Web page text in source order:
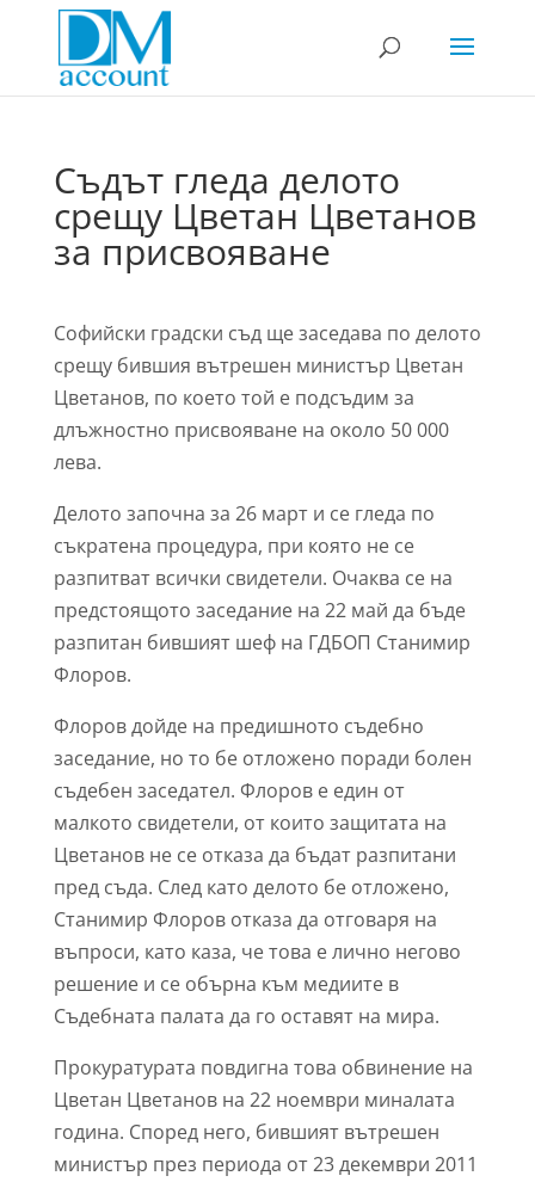
Съдът гледа делото
срещу Цветан Цветанов
за присвояване
Софийски градски съд ще заседава по делото
срещу бившия вътрешен министър Цветан
Цветанов, по което той е подсъдим за
длъжностно присвояване на около 50 000
лева.
Делото започна за 26 март и се гледа по
съкратена процедура, при която не се
разпитват всички свидетели. Очаква се на
предстоящото заседание на 22 май да бъде
разпитан бившият шеф на ГДБОП Станимир
Флоров.
Флоров дойде на предишното съдебно
заседание, но то бе отложено поради болен
съдебен заседател. Флоров е един от
малкото свидетели, от които защитата на
Цветанов не се отказа да бъдат разпитани
пред съда. След като делото бе отложено,
Станимир Флоров отказа да отговаря на
въпроси, като каза, че това е лично негово
решение и се обърна към медиите в
Съдебната палата да го оставят на мира.
Прокуратурата повдигна това обвинение на
Цветан Цветанов на 22 ноември миналата
година. Според него, бившият вътрешен
министър през периода от 23 декември 2011